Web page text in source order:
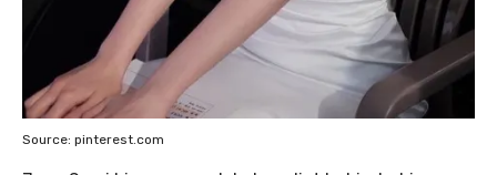
Source: pinterest.com